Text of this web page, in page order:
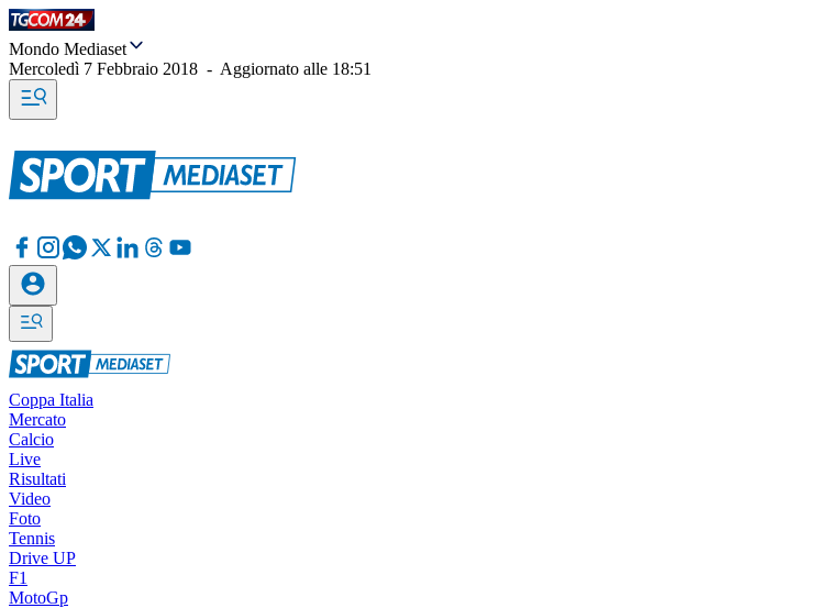
Mondo Mediaset
Mercoledì 7 Febbraio 2018 - Aggiornato alle 18:51
Coppa Italia
Mercato
Calcio
Live
Risultati
Video
Foto
Tennis
Drive UP
F1
MotoGp